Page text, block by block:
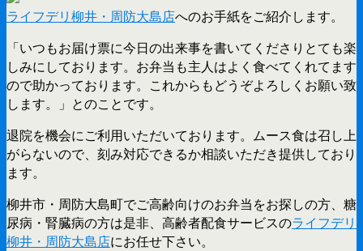
ライフデリ柳井・周防大島店へのお手紙をご紹介します。
「いつもお届け票に今日の出来事を書いてくださりとても楽
しみにしております。お弁当も主人はよく食べてくれてます
ので助かっております。これからもどうぞよろしくお願い致
します。」とのことです。
退院を機会にご利用いただいております。ムース食は召し上
がらないので、刻み対応できるか相談いただき提供しており
ます。
柳井市・周防大島町でご高齢向けのお弁当をお探しの方、糖
尿病・腎臓病の方は是非、高齢者配食サービスのライフデリ
柳井・周防大島店にお任せ下さい。